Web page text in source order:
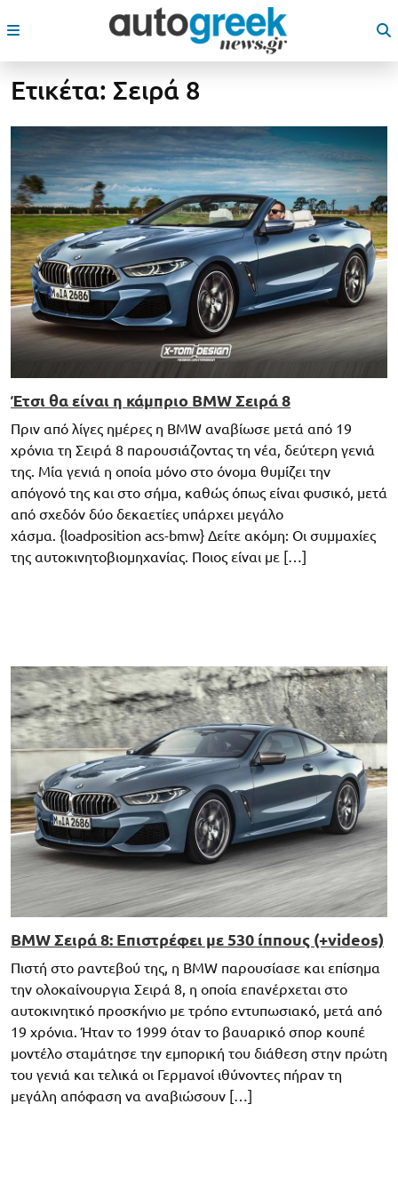
Ετικέτα: Σειρά 8
Έτσι θα είναι η κάμπριο BMW Σειρά 8
Πριν από λίγες ημέρες η BMW αναβίωσε μετά από 19
χρόνια τη Σειρά 8 παρουσιάζοντας τη νέα, δεύτερη γενιά
της. Μία γενιά η οποία μόνο στο όνομα θυμίζει την
απόγονό της και στο σήμα, καθώς όπως είναι φυσικό, μετά
από σχεδόν δύο δεκαετίες υπάρχει μεγάλο
χάσμα. {loadposition acs-bmw} Δείτε ακόμη: Οι συμμαχίες
της αυτοκινητοβιομηχανίας. Ποιος είναι με […]
BMW Σειρά 8: Επιστρέφει με 530 ίππους (+videos)
Πιστή στο ραντεβού της, η BMW παρουσίασε και επίσημα
την ολοκαίνουργια Σειρά 8, η οποία επανέρχεται στο
αυτοκινητικό προσκήνιο με τρόπο εντυπωσιακό, μετά από
19 χρόνια. Ήταν το 1999 όταν το βαυαρικό σπορ κουπέ
μοντέλο σταμάτησε την εμπορική του διάθεση στην πρώτη
του γενιά και τελικά οι Γερμανοί ιθύνοντες πήραν τη
μεγάλη απόφαση να αναβιώσουν […]